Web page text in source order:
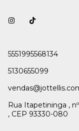
5551995568134
5130655099
Rua Itapetininga ,
, CEP 93330-080